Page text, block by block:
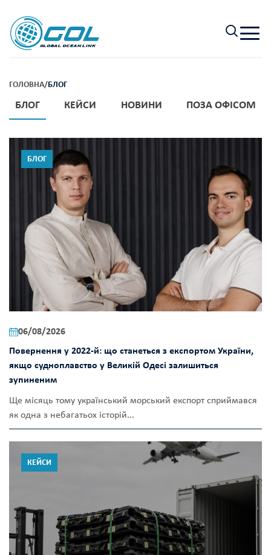
ГОЛОВНА/БЛОГ
БЛОГ КЕЙСИ НОВИНИ ПОЗА ОФІСОМ
БЛОГ
06/08/2026
Повернення у 2022-й: що станеться з експортом України,
якщо судноплавство у Великій Одесі залишиться
зупиненим
Ще місяць тому український морський експорт сприймався
як одна з небагатьох історій...
КЕЙСИ